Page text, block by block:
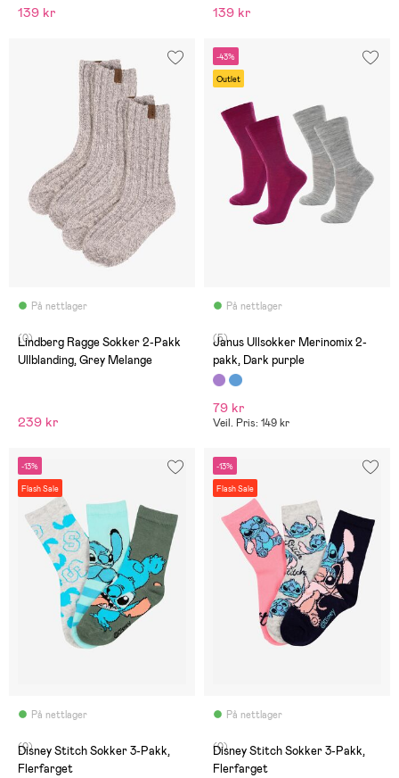
139 kr 139 kr
På nettlager
(0)
Lindberg Ragge Sokker 2-Pakk
Ullblanding, Grey Melange
239 kr
-43%
Outlet
På nettlager
(5)
Janus Ullsokker Merinomix 2-
pakk, Dark purple
79 kr
Veil. Pris: 149 kr
-13%
Flash Sale
På nettlager
(0)
Disney Stitch Sokker 3-Pakk,
Flerfarget
-13%
Flash Sale
På nettlager
(0)
Disney Stitch Sokker 3-Pakk,
Flerfarget